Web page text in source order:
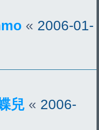
« 2006-01-
兒 « 2006-